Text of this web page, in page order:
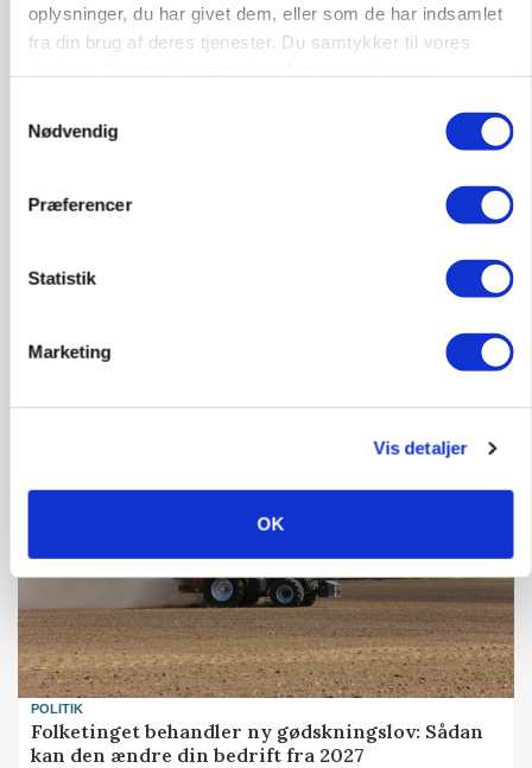
oplysninger, du har givet dem, eller som de har indsamlet
fra din brug af deres tjenester. Du samtykker til vores
Nødvendig
Præferencer
Statistik
Marketing
Vis detaljer
OK
protestgruppe vil demonstrere mod ny
POLITIK
Folketinget behandler ny gødskningslov: Sådan
kan den ændre din bedrift fra 2027